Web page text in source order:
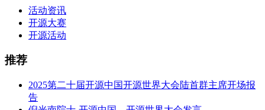
活动资讯
开源大赛
开源活动
推荐
2025第二十届开源中国开源世界大会陆首群主席开场报
告